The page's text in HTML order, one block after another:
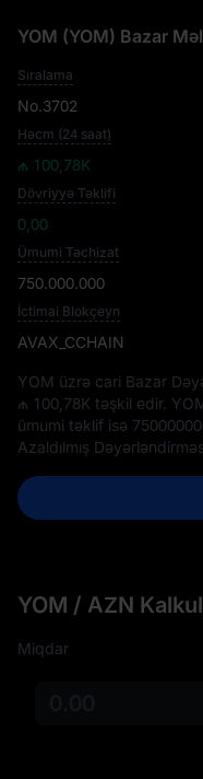
YOM (YOM) Bazar
Sıralama
No.3702
Həcm (24 saat)
₼ 100,78K
Dövriyyə Təklifi
0,00
Ümumi Təchizat
750.000.000
İctimai Blokçeyn
AVAX_CCHAIN
YOM üzrə cari Bazar
₼ 100,78K təşkil edir.
ümumi təklif isə
Azaldılmış
YOM / AZN
Miqdar